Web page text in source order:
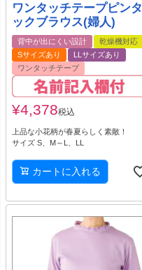
ワンタッチテープピンタ
ックブラウス(婦人)
背中が出にくい設計
乾燥機対応
Sサイズあり
LLサイズあり
ワンタッチテープ
¥4,378税込
上品な小花柄が春夏らしく素敵！
サイズ S、M～L、LL
カートに入れる